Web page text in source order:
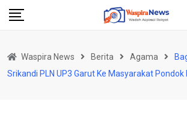
Skip
Waspira News Berita Agama
Srikandi PLN UP3 Garut Ke Masyarakat